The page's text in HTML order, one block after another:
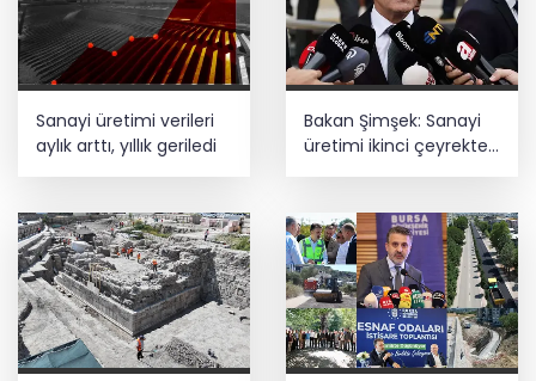
Sanayi üretimi verileri
aylık arttı, yıllık geriledi
Bakan Şimşek: Sanayi
üretimi ikinci çeyrekte
yüzde 1,9 büyüdü